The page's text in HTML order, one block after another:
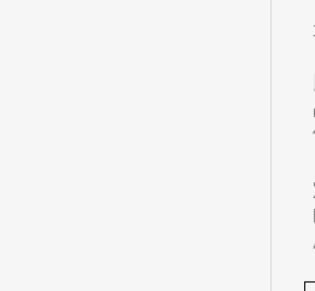
关于平安银行电子版信用卡